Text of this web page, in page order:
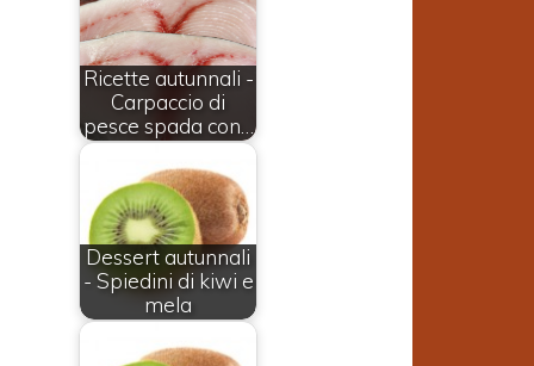
Ricette autunnali -
Carpaccio di
pesce spada con…
Dessert autunnali
- Spiedini di kiwi e
mela